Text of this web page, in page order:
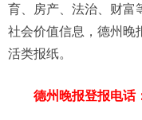
育、房产、法治、财富
社会价值信息，德州晚
活类报纸。
德州晚报登报电